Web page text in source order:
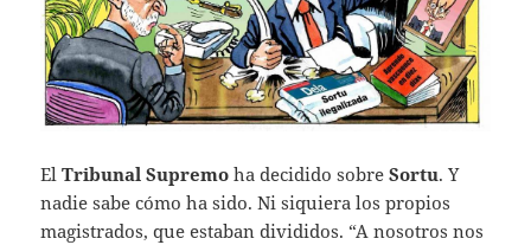
ElTribunal Supremo ha decidido sobreSortu. Y
nadie sabe cómo ha sido. Ni siquiera los propios
magistrados, que estaban divididos. “A nosotros nos